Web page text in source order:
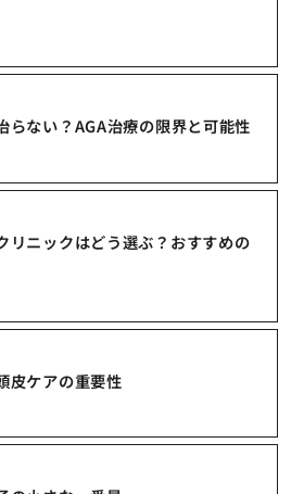
らない？AGA治療の限界と可能性
リニックはどう選ぶ？おすすめの
皮ケアの重要性